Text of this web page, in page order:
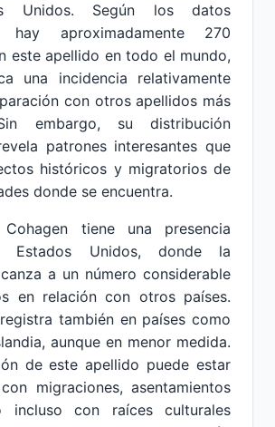
Unidos. Según los datos
hay aproximadamente 270
este apellido en todo el mundo,
una incidencia relativamente
con otros apellidos más
embargo, su distribución
patrones interesantes que
históricos y migratorios de
donde se encuentra.
tiene una presencia
Estados Unidos, donde la
a un número considerable
en relación con otros países.
también en países como
aunque en menor medida.
de este apellido puede estar
migraciones, asentamientos
incluso con raíces culturales